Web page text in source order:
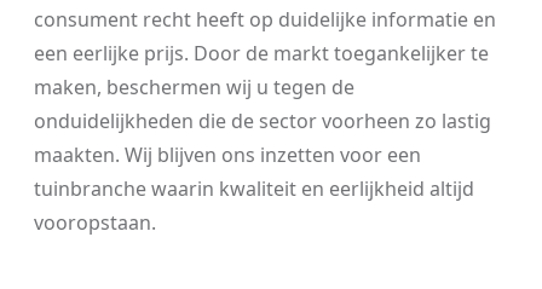
consument recht heeft op duidelijke informatie en
een eerlijke prijs. Door de markt toegankelijker te
maken, beschermen wij u tegen de
onduidelijkheden die de sector voorheen zo lastig
maakten. Wij blijven ons inzetten voor een
tuinbranche waarin kwaliteit en eerlijkheid altijd
vooropstaan.